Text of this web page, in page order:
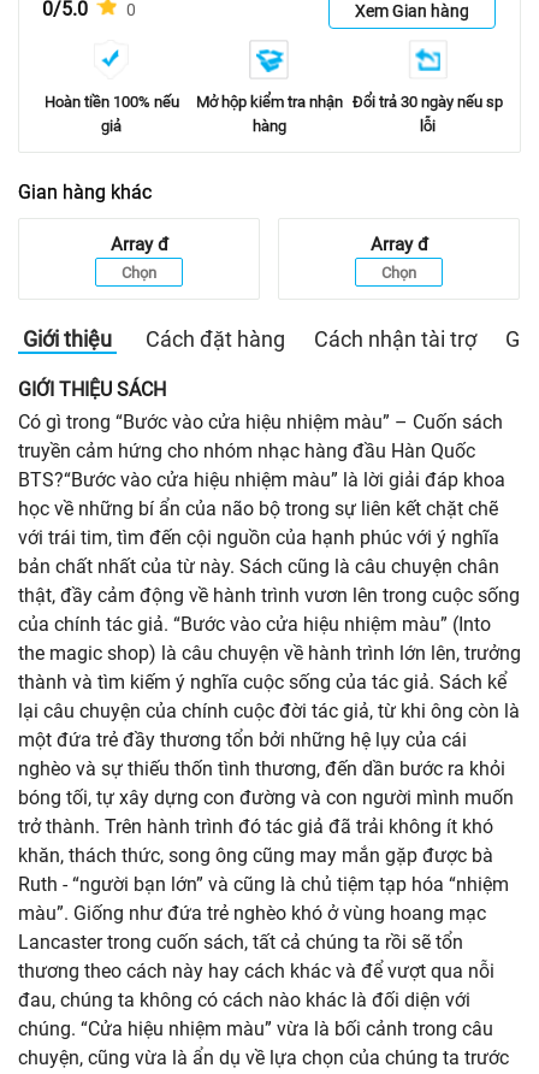
0/5.0
0 Xem Gian hàng
Hoàn tiền 100% nếu
giả
Mở hộp kiểm tra nhận
hàng
Đổi trả 30 ngày nếu sp
lỗi
Gian hàng khác
Arrayđ
Chọn
Arrayđ
Chọn
Giới thiệu Cách đặt hàng Cách nhận tài trợ
GIỚI THIỆU SÁCH
Có gì trong “Bước vào cửa hiệu nhiệm màu” – Cuốn sách
truyền cảm hứng cho nhóm nhạc hàng đầu Hàn Quốc
BTS?“Bước vào cửa hiệu nhiệm màu” là lời giải đáp khoa
học về những bí ẩn của não bộ trong sự liên kết chặt chẽ
với trái tim, tìm đến cội nguồn của hạnh phúc với ý nghĩa
bản chất nhất của từ này. Sách cũng là câu chuyện chân
thật, đầy cảm động về hành trình vươn lên trong cuộc sống
của chính tác giả. “Bước vào cửa hiệu nhiệm màu” (Into
the magic shop) là câu chuyện về hành trình lớn lên, trưởng
thành và tìm kiếm ý nghĩa cuộc sống của tác giả. Sách kể
lại câu chuyện của chính cuộc đời tác giả, từ khi ông còn là
một đứa trẻ đầy thương tổn bởi những hệ lụy của cái
nghèo và sự thiếu thốn tình thương, đến dần bước ra khỏi
bóng tối, tự xây dựng con đường và con người mình muốn
trở thành. Trên hành trình đó tác giả đã trải không ít khó
khăn, thách thức, song ông cũng may mắn gặp được bà
Ruth - “người bạn lớn” và cũng là chủ tiệm tạp hóa “nhiệm
màu”. Giống như đứa trẻ nghèo khó ở vùng hoang mạc
Lancaster trong cuốn sách, tất cả chúng ta rồi sẽ tổn
thương theo cách này hay cách khác và để vượt qua nỗi
đau, chúng ta không có cách nào khác là đối diện với
chúng. “Cửa hiệu nhiệm màu” vừa là bối cảnh trong câu
chuyện, cũng vừa là ẩn dụ về lựa chọn của chúng ta trước